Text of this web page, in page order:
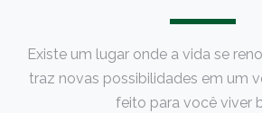
Existe um lugar onde a vida se
traz novas possibilidades em um
feito para você viver